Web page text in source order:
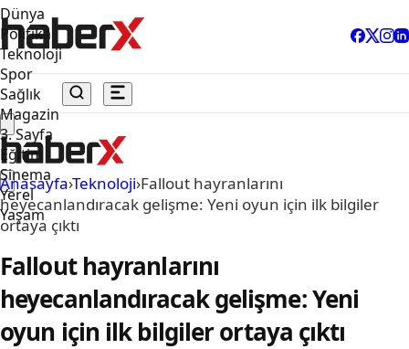
Dünya
Politika
Teknoloji
Spor
Sağlık
Magazin
3. Sayfa
Eğitim
Sinema
Yerel
Yaşam
Anasayfa›Teknoloji›Fallout hayranlarını
heyecanlandıracak gelişme: Yeni oyun için ilk bilgiler
ortaya çıktı
Fallout hayranlarını
heyecanlandıracak gelişme: Yeni
oyun için ilk bilgiler ortaya çıktı